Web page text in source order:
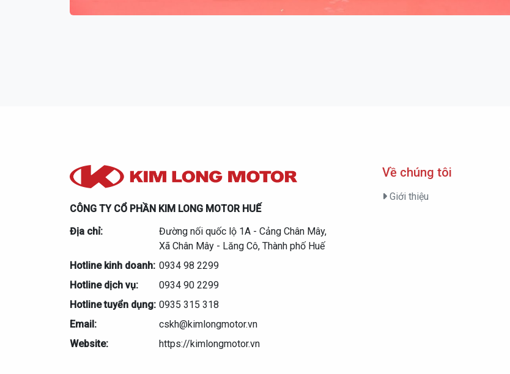
CÔNG TY CỔ PHẦN KIM LONG MOTOR HUẾ
Địa chỉ:
Đường nối quốc lộ 1A - Cảng Chân Mây,
Xã Chân Mây - Lăng Cô, Thành phố Huế
Hotline kinh doanh: 0934 98 2299
Hotline dịch vụ:
0934 90 2299
Hotline tuyển dụng: 0935 315 318
Email:
cskh@kimlongmotor.vn
Website:
https://kimlongmotor.vn
Về chúng tôi
Giới thiệu